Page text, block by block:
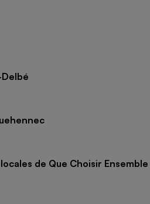
de Que Choisir Ensemble